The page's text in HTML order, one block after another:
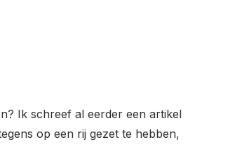
Ik schreef al eerder een artikel
op een rij gezet te hebben,